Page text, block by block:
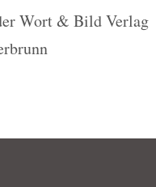
Wort & Bild Verlag